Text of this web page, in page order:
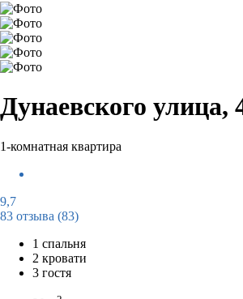
Дунаевского улица,
1-комнатная квартира
9,7
83 отзыва (83)
1 спальня
2 кровати
3 гостя